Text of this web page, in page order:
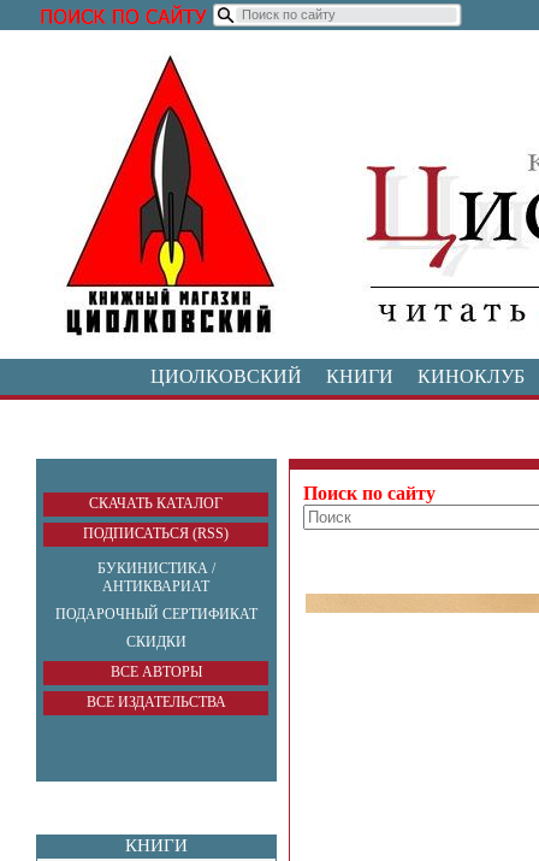
ЦИОЛКОВСКИЙ КНИГИ КИНОКЛУБ
СКАЧАТЬ КАТАЛОГ
ПОДПИСАТЬСЯ (RSS)
БУКИНИСТИКА /
АНТИКВАРИАТ
ПОДАРОЧНЫЙ СЕРТИФИКАТ
СКИДКИ
ВСЕ АВТОРЫ
ВСЕ ИЗДАТЕЛЬСТВА
КНИГИ
Поиск по сайту